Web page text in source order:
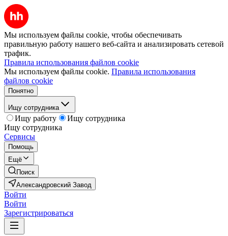
Мы используем файлы cookie, чтобы обеспечивать
правильную работу нашего веб-сайта и анализировать сетевой
трафик.
Правила использования файлов cookie
Мы используем файлы cookie. Правила использования
файлов cookie
Понятно
Ищу сотрудника
Ищу работу
Ищу сотрудника
Ищу сотрудника
Сервисы
Помощь
Ещё
Поиск
Александровский Завод
Войти
Войти
Зарегистрироваться